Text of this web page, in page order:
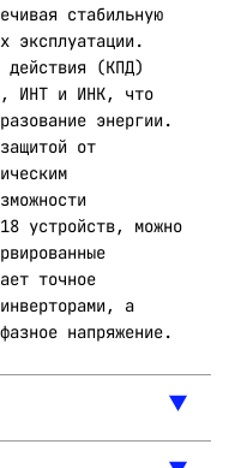
стабильную
эксплуатации.
действия (КПД)
ИНТ и ИНК, что
энергии.
от
устройств, можно
точное
а
напряжение.